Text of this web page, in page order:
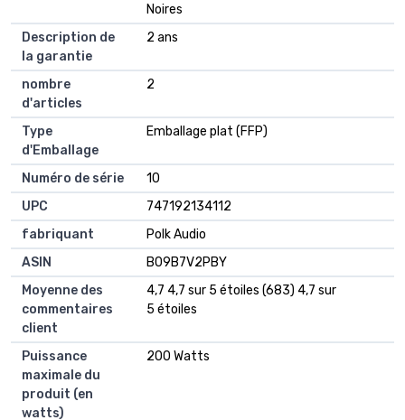
Noires
Description de
la garantie
2 ans
nombre
d'articles
2
Type
d'Emballage
Emballage plat (FFP)
Numéro de série
10
UPC
747192134112
fabriquant
Polk Audio
ASIN
B09B7V2PBY
Moyenne des
commentaires
client
4,7 4,7 sur 5 étoiles (683) 4,7 sur
5 étoiles
Puissance
maximale du
produit (en
watts)
200 Watts